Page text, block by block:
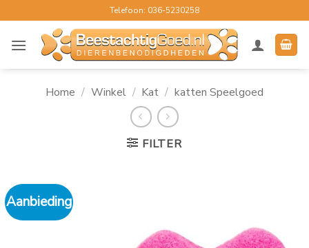
naar
inhoud
Telefoon: 036-5230258
Home / Winkel / Kat / katten Speelgoed
FILTER
Aanbieding